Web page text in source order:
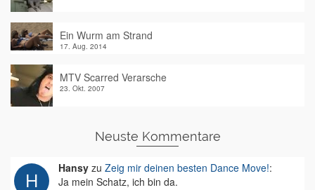
Ein Wurm am Strand
17. Aug. 2014
MTV Scarred Verarsche
23. Okt. 2007
Neuste Kommentare
Hansy zu Zeig mir deinen besten Dance Move!:
Ja mein Schatz, ich bin da.